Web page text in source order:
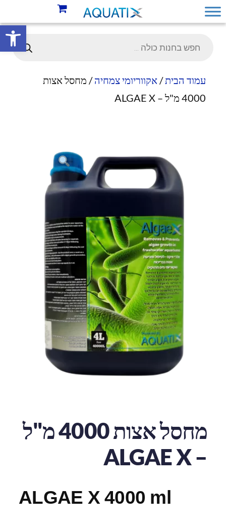
פתח
עמוד הבית/אקווריומי צמחיה/ מחסל אצות
4000 מ"ל – ALGAE X
מחסל אצות 4000 מ"ל
– ALGAE X
ALGAE X 4000 ml